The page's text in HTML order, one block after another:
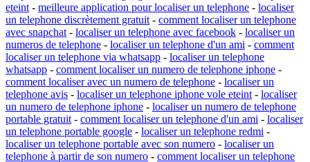
eteint - meilleure application pour localiser un telephone - localiser
un telephone discrètement gratuit - comment localiser un telephone
avec snapchat - localiser un telephone avec facebook - localiser un
numeros de telephone - localiser un telephone d'un ami - comment
localiser un telephone via whatsapp - localiser un telephone
whatsapp - comment localiser un numero de telephone iphone -
comment localiser avec un numero de telephone - localiser un
telephone avis - localiser un telephone iphone vole eteint - localiser
un numero de telephone iphone - localiser un numero de telephone
portable gratuit - comment localiser un telephone d'un ami - localiser
un telephone portable google - localiser un telephone redmi -
localiser un telephone portable avec son numero - localiser un
telephone à partir de son numero - comment localiser un telephone